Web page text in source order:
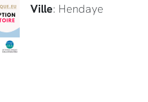
Ville: Hendaye